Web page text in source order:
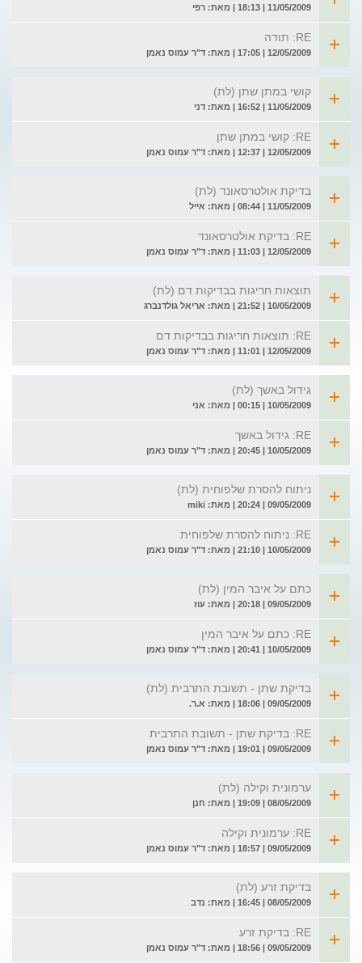
11/05/2009 | 18:13 | מאת: רפי
RE: תודה
12/05/2009 | 17:05 | מאת: ד"ר עמוס נאמן
קושי במתן שתן (לת)
11/05/2009 | 16:52 | מאת: דני
RE: קושי במתן שתן
12/05/2009 | 12:37 | מאת: ד"ר עמוס נאמן
בדיקת אולטרסאונד (לת)
11/05/2009 | 08:44 | מאת: אייל
RE: בדיקת אולטרסאונד
12/05/2009 | 11:03 | מאת: ד"ר עמוס נאמן
תוצאות חריגות בבדיקות דם (לת)
10/05/2009 | 21:52 | מאת: אריאל גולדנברג
RE: תוצאות חריגות בבדיקות דם
12/05/2009 | 11:01 | מאת: ד"ר עמוס נאמן
גידול באשך (לת)
10/05/2009 | 00:15 | מאת: אני
RE: גידול באשך
10/05/2009 | 20:45 | מאת: ד"ר עמוס נאמן
ניתוח להסרת שלפוחית (לת)
09/05/2009 | 20:24 | מאת: miki
RE: ניתוח להסרת שלפוחית
10/05/2009 | 21:10 | מאת: ד"ר עמוס נאמן
כתם על איבר המין (לת)
09/05/2009 | 20:18 | מאת: עוז
RE: כתם על איבר המין
10/05/2009 | 20:41 | מאת: ד"ר עמוס נאמן
בדיקת שתן - תשובת התרבית (לת)
09/05/2009 | 18:06 | מאת: א.ר.
RE: בדיקת שתן - תשובת התרבית
09/05/2009 | 19:01 | מאת: ד"ר עמוס נאמן
ערמונית וקילה (לת)
08/05/2009 | 19:09 | מאת: חנן
RE: ערמונית וקילה
09/05/2009 | 18:57 | מאת: ד"ר עמוס נאמן
בדיקת זרע (לת)
08/05/2009 | 16:45 | מאת: נדב
RE: בדיקת זרע
09/05/2009 | 18:56 | מאת: ד"ר עמוס נאמן